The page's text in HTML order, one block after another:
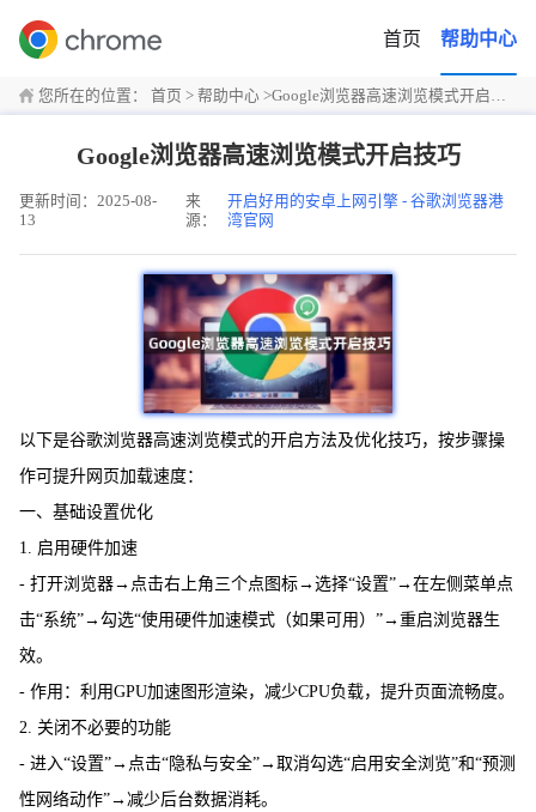
首页 帮助中心
您所在的位置： 首页 > 帮助中心 >Google浏览器高速浏览模式开启技巧
Google浏览器高速浏览模式开启技巧
更新时间：2025-08-
13
来
源：
开启好用的安卓上网引擎 - 谷歌浏览器港
湾官网
以下是谷歌浏览器高速浏览模式的开启方法及优化技巧，按步骤操
作可提升网页加载速度：
一、基础设置优化
1. 启用硬件加速
- 打开浏览器→点击右上角三个点图标→选择“设置”→在左侧菜单点
击“系统”→勾选“使用硬件加速模式（如果可用）”→重启浏览器生
效。
- 作用：利用GPU加速图形渲染，减少CPU负载，提升页面流畅度。
2. 关闭不必要的功能
- 进入“设置”→点击“隐私与安全”→取消勾选“启用安全浏览”和“预测
性网络动作”→减少后台数据消耗。